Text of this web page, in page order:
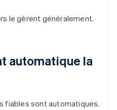
le gèrent généralement.
automatique la
fiables sont automatiques.